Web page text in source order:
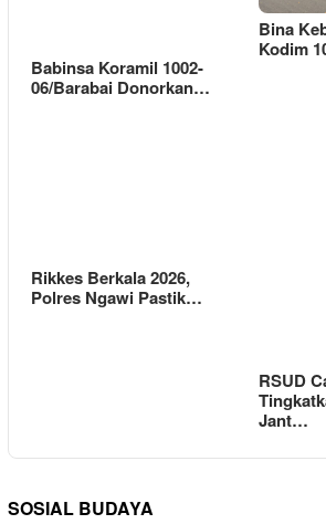
Babinsa Koramil 1002-
06/Barabai Donorkan…
Bina
Kodim
Rikkes Berkala 2026,
Polres Ngawi Pastik…
RSUD
Jant…
SOSIAL BUDAYA